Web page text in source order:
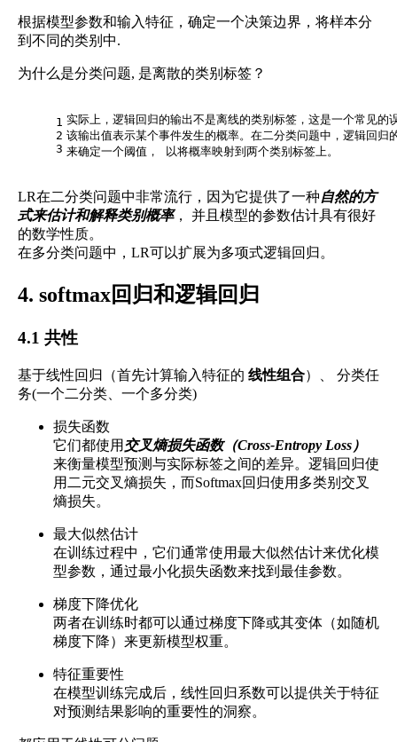
根据模型参数和输入特征，确定一个决策边界，将样本分
到不同的类别中.
为什么是分类问题, 是离散的类别标签？
1
2
3
实际上，逻辑回归的输出不是离线的类别标签，这是一个常见
该输出值表示某个事件发生的概率。在二分类问题中，逻辑回
来确定一个阈值， 以将概率映射到两个类别标签上。
LR在二分类问题中非常流行，因为它提供了一种自然的方
式来估计和解释类别概率， 并且模型的参数估计具有很好
的数学性质。
在多分类问题中，LR可以扩展为多项式逻辑回归。
4. softmax回归和逻辑回归
4.1 共性
基于线性回归（首先计算输入特征的 线性组合）、 分类任
务(一个二分类、一个多分类)
损失函数
它们都使用 交叉熵损失函数（Cross-Entropy Loss）
来衡量模型预测与实际标签之间的差异。逻辑回归使
用二元交叉熵损失，而Softmax回归使用多类别交叉
熵损失。
最大似然估计
在训练过程中，它们通常使用最大似然估计来优化模
型参数，通过最小化损失函数来找到最佳参数。
梯度下降优化
两者在训练时都可以通过梯度下降或其变体（如随机
梯度下降）来更新模型权重。
特征重要性
在模型训练完成后，线性回归系数可以提供关于特征
对预测结果影响的重要性的洞察。